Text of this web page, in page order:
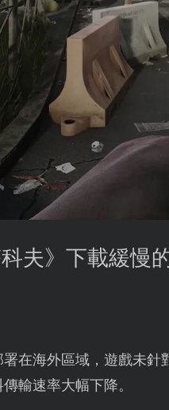
夫》下載緩慢
在海外區域，遊戲未
輸速率大幅下降。